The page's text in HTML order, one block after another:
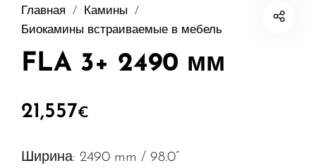
Главная / Камины
/
Биокамины встраиваемые в мебель
FLA 3+ 2490 мм
21,557€
Ширина: 2490 mm / 98.0”